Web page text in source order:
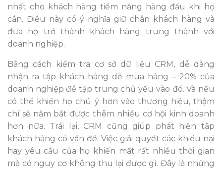
nhất cho khách hàng tiềm năng hàng đầu khi họ
cần. Điều này có ý nghĩa giữ chân khách hàng và
đưa họ trở thành khách hàng trung thành với
doanh nghiệp.
Bằng cách kiểm tra cơ sở dữ liệu CRM, dễ dàng
nhận ra tập khách hàng dễ mua hàng – 20% của
doanh nghiệp để tập trung chủ yếu vào đó. Và nếu
có thể khiến họ chú ý hơn vào thương hiệu, thậm
chí sẽ nắm bắt được thêm nhiều cơ hội kinh doanh
hơn nữa. Trái lại, CRM cũng giúp phát hiện tập
khách hàng có vấn đề. Việc giải quyết các khiếu nại
hay yêu cầu của họ khiến mất rất nhiều thời gian
mà có nguy cơ không thu lại được gì. Đây là những